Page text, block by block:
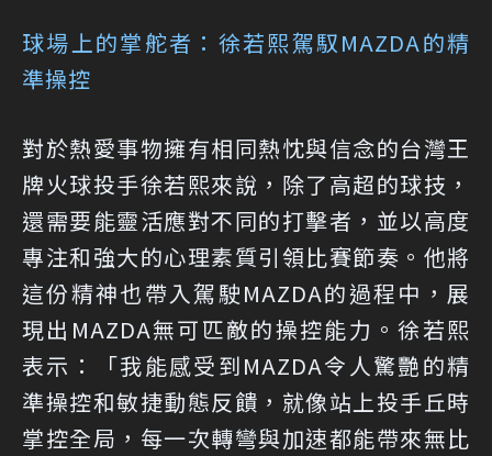
球場上的掌舵者：徐若熙駕馭MAZDA的精
準操控
對於熱愛事物擁有相同熱忱與信念的台灣王
牌火球投手徐若熙來說，除了高超的球技，
還需要能靈活應對不同的打擊者，並以高度
專注和強大的心理素質引領比賽節奏。他將
這份精神也帶入駕駛MAZDA的過程中，展
現出MAZDA無可匹敵的操控能力。徐若熙
表示：「我能感受到MAZDA令人驚艷的精
準操控和敏捷動態反饋，就像站上投手丘時
掌控全局，每一次轉彎與加速都能帶來無比